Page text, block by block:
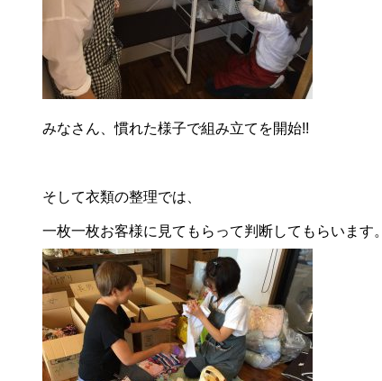
みなさん、慣れた様子で組み立てを開始!!
そして衣類の整理では、
一枚一枚お客様に見てもらって判断してもらいます。